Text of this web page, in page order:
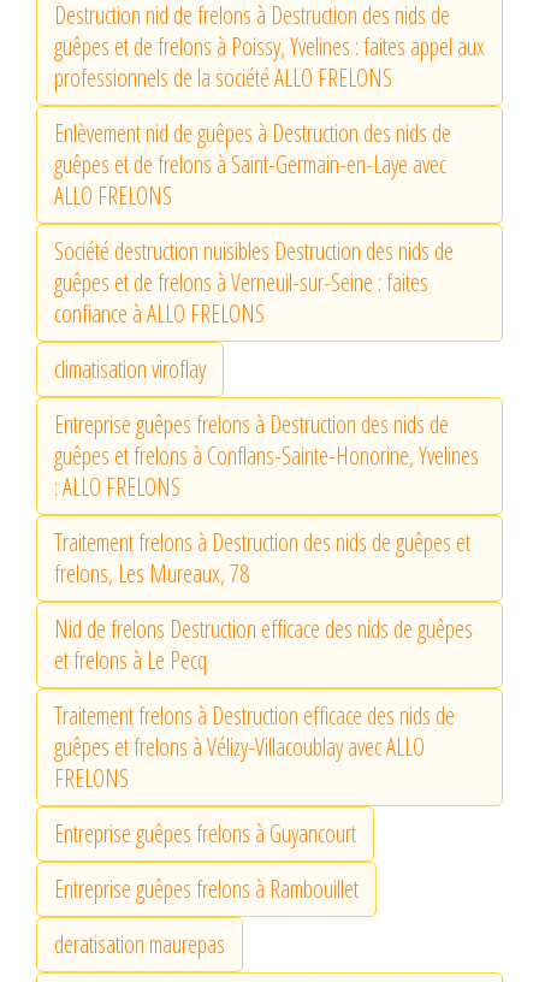
Destruction nid de frelons à Destruction des nids de
guêpes et de frelons à Poissy, Yvelines : faites appel aux
professionnels de la société ALLO FRELONS
Enlèvement nid de guêpes à Destruction des nids de
guêpes et de frelons à Saint-Germain-en-Laye avec
ALLO FRELONS
Société destruction nuisibles Destruction des nids de
guêpes et de frelons à Verneuil-sur-Seine : faites
confiance à ALLO FRELONS
climatisation viroflay
Entreprise guêpes frelons à Destruction des nids de
guêpes et frelons à Conflans-Sainte-Honorine, Yvelines
: ALLO FRELONS
Traitement frelons à Destruction des nids de guêpes et
frelons, Les Mureaux, 78
Nid de frelons Destruction efficace des nids de guêpes
et frelons à Le Pecq
Traitement frelons à Destruction efficace des nids de
guêpes et frelons à Vélizy-Villacoublay avec ALLO
FRELONS
Entreprise guêpes frelons à Guyancourt
Entreprise guêpes frelons à Rambouillet
deratisation maurepas